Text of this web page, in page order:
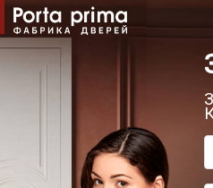
Фрязино, Щёлково, Чкаловская,
от склада)
Мытищи, Пушкино,
Фряново, Электросталь,
Лосинопетровский и др. (от 20
Москва\Санкт-Петербург и
до 10 км. в область.